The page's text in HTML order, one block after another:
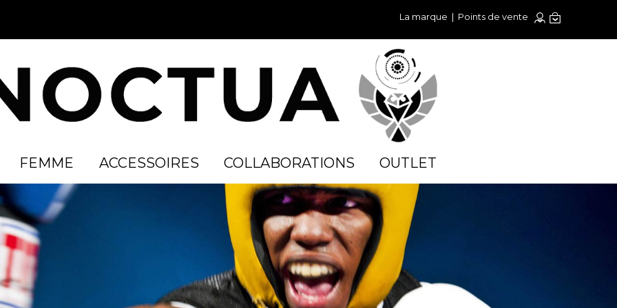
La marque | Points de vente
FEMME ACCESSOIRES COLLABORATIONS OUTLET